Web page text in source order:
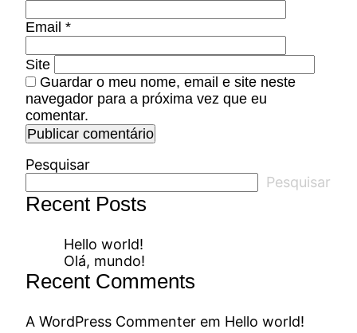
Email *
Site
Guardar o meu nome, email e site neste
navegador para a próxima vez que eu
comentar.
Pesquisar
Pesquisar
Recent Posts
Hello world!
Olá, mundo!
Recent Comments
A WordPress Commenter em Hello world!